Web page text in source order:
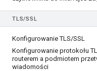
TLS/SSL
Konfigurowanie TLS/SSL
Konfigurowanie protokołu
routerem a podmiotem
wiadomości